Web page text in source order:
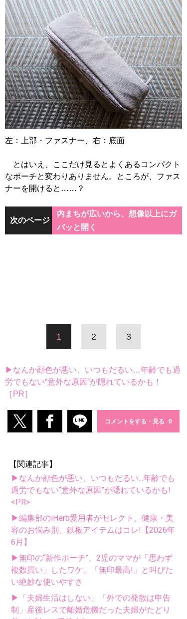
左：上部・ファスナー、右：底面
とはいえ、ここだけ見るとよくあるコンパクト
なポーチと変わりありません。ところが、ファス
ナーを開けると……？
次のページ
内まちが広いから、想像以上にガ
バッと開く
1 2 3
▶なんか顔色が悪い、いつもだるい…年齢でも過
労でもない“意外な原因”が隠れているかも！
［PR］
コメントをする・見る
【関連記事】
▶なんか顔色が悪い、いつもだるい...年齢でも
過労でもない“意外な原因”が隠れているかも!
<PR>
▶編集部のiHerb愛用者がセレクト。健康・美
容のお悩み別、鉄板アイテムはコレ!【2026年
6月】
▶無印の“新作ポーチ”、2児のママが「思わず
複数買い」したワケ。「無印最高!」と叫びた
い絶妙な使いやすさ
▶「夫婦生活はしない」「外での発散は申告
制」産後レスで離婚危機だった夫婦がたどり